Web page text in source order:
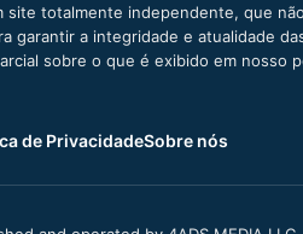
site totalmente independente, que
garantir a integridade e atualidade
sobre o que é exibido em
de PrivacidadeSobre nós